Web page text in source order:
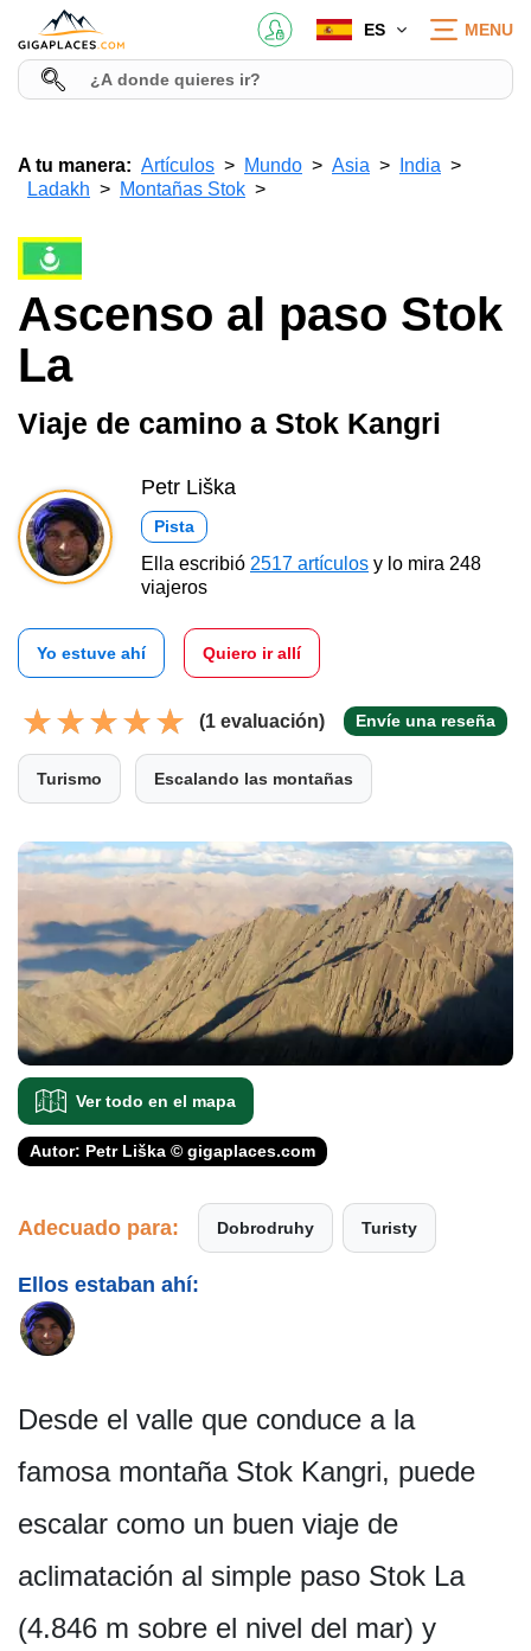
ES MENU
A tu manera: Artículos Mundo Asia
India
Ladakh
Montañas Stok
Ascenso al paso Stok
La
Viaje de camino a Stok Kangri
Petr Liška
Pista
Ella escribió 2517 artículos y lo mira 248
viajeros
Yo estuve ahí Quiero ir allí
(1 evaluación) Envíe una reseña
Turismo Escalando las montañas
Ver todo en el mapa
Autor: Petr Liška © gigaplaces.com
Adecuado para: Dobrodruhy Turisty
Ellos estaban ahí:
Desde el valle que conduce a la
famosa montaña Stok Kangri, puede
escalar como un buen viaje de
aclimatación al simple paso Stok La
(4.846 m sobre el nivel del mar) y